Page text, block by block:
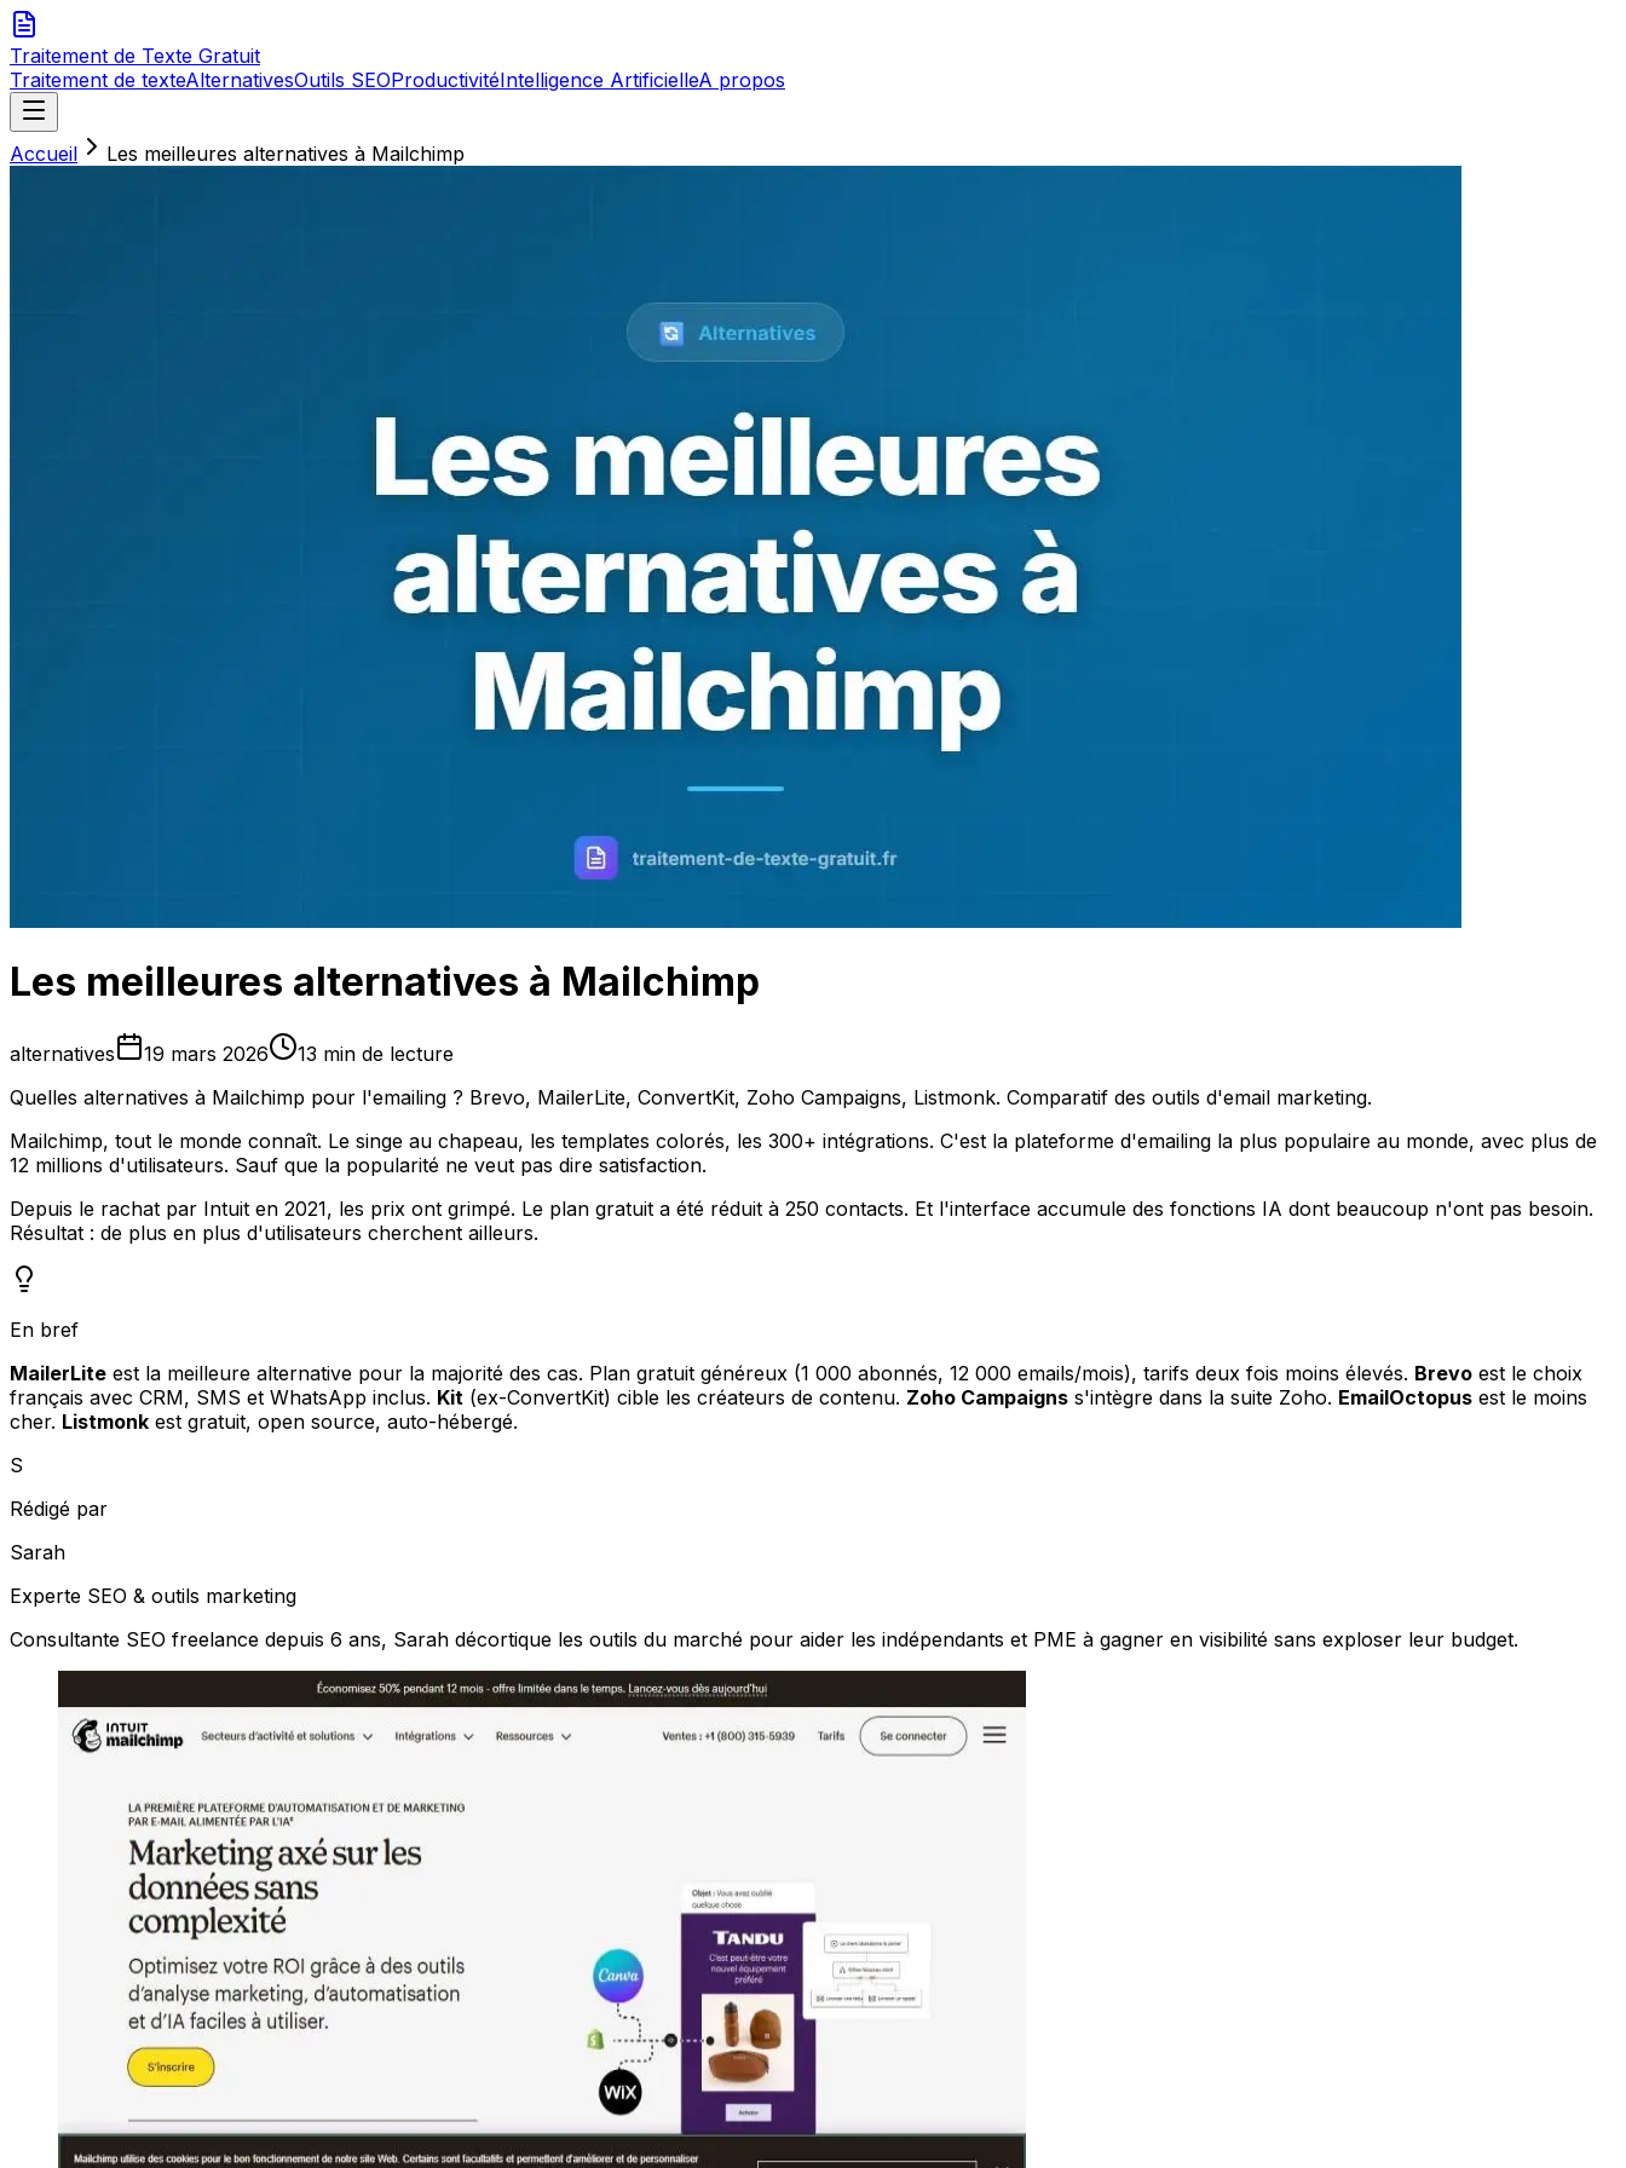
Traitement de Texte Gratuit
Traitement de texteAlternativesOutils SEOProductivitéIntelligence ArtificielleA propos
Accueil Les meilleures alternatives à Mailchimp
Les meilleures alternatives à Mailchimp
alternatives 19 mars 2026
13 min de lecture
Quelles alternatives à Mailchimp pour l'emailing ? Brevo, MailerLite, ConvertKit, Zoho Campaigns, Listmonk. Comparatif des outils d'email marketing.
Mailchimp, tout le monde connaît. Le singe au chapeau, les templates colorés, les 300+ intégrations. C'est la plateforme d'emailing la plus populaire au monde, avec plus de
12 millions d'utilisateurs. Sauf que la popularité ne veut pas dire satisfaction.
Depuis le rachat par Intuit en 2021, les prix ont grimpé. Le plan gratuit a été réduit à 250 contacts. Et l'interface accumule des fonctions IA dont beaucoup n'ont pas besoin.
Résultat : de plus en plus d'utilisateurs cherchent ailleurs.
En bref
MailerLite est la meilleure alternative pour la majorité des cas. Plan gratuit généreux (1 000 abonnés, 12 000 emails/mois), tarifs deux fois moins élevés. Brevo est le choix
français avec CRM, SMS et WhatsApp inclus. Kit (ex-ConvertKit) cible les créateurs de contenu. Zoho Campaigns s'intègre dans la suite Zoho. EmailOctopus est le moins
cher. Listmonk est gratuit, open source, auto-hébergé.
S
Rédigé par
Sarah
Experte SEO & outils marketing
Consultante SEO freelance depuis 6 ans, Sarah décortique les outils du marché pour aider les indépendants et PME à gagner en visibilité sans exploser leur budget.